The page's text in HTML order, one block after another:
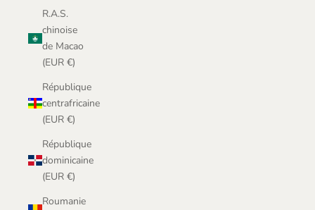
R.A.S.
chinoise
de Macao
(EUR €)
République
centrafricaine
(EUR €)
République
dominicaine
(EUR €)
Roumanie